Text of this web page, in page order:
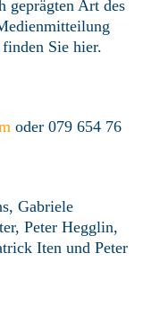
geprägten Art des
Sie hier.
oder 079 654 76
Gabriele
Peter Hegglin,
Iten und Peter